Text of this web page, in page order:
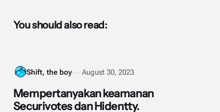
You should also read:
Shift, the boy August 30, 2023
Mempertanyakan keamanan
Securivotes dan Hidentty.